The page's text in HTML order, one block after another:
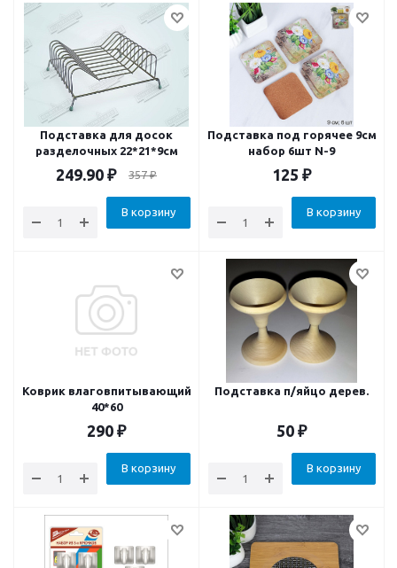
Подставка для досок
разделочных 22*21*9см
249.90 ₽ 357₽
В корзину
Подставка под горячее 9см
набор 6шт N-9
125 ₽
В корзину
Коврик влаговпитывающий
40*60
290 ₽
В корзину
Подставка п/яйцо дерев.
50 ₽
В корзину